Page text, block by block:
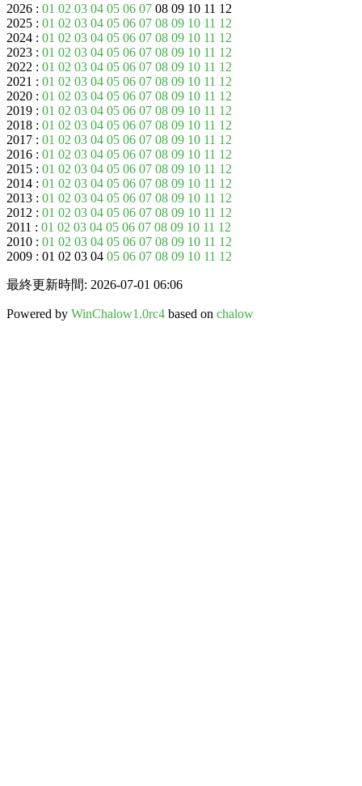
2026 : 01 02 03 04 05 06 07 08 09 10 11 12
2025 : 01 02 03 04 05 06 07 08 09 10 11 12
2024 : 01 02 03 04 05 06 07 08 09 10 11 12
2023 : 01 02 03 04 05 06 07 08 09 10 11 12
2022 : 01 02 03 04 05 06 07 08 09 10 11 12
2021 : 01 02 03 04 05 06 07 08 09 10 11 12
2020 : 01 02 03 04 05 06 07 08 09 10 11 12
2019 : 01 02 03 04 05 06 07 08 09 10 11 12
2018 : 01 02 03 04 05 06 07 08 09 10 11 12
2017 : 01 02 03 04 05 06 07 08 09 10 11 12
2016 : 01 02 03 04 05 06 07 08 09 10 11 12
2015 : 01 02 03 04 05 06 07 08 09 10 11 12
2014 : 01 02 03 04 05 06 07 08 09 10 11 12
2013 : 01 02 03 04 05 06 07 08 09 10 11 12
2012 : 01 02 03 04 05 06 07 08 09 10 11 12
2011 : 01 02 03 04 05 06 07 08 09 10 11 12
2010 : 01 02 03 04 05 06 07 08 09 10 11 12
2009 : 01 02 03 04 05 06 07 08 09 10 11 12
最終更新時間: 2026-07-01 06:06
Powered by WinChalow1.0rc4 based on chalow